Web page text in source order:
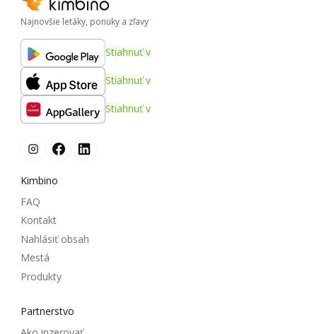
Najnovšie letáky, ponuky a zľavy
Stiahnuť v
Stiahnuť v
Stiahnuť v
Kimbino
FAQ
Kontakt
Nahlásiť obsah
Mestá
Produkty
Partnerstvo